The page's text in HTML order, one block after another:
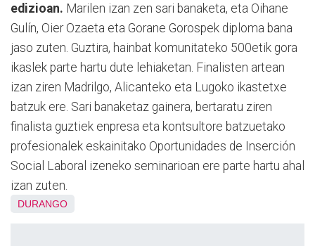
edizioan. Marilen izan zen sari banaketa, eta Oihane
Gulín, Oier Ozaeta eta Gorane Gorospek diploma bana
jaso zuten. Guztira, hainbat komunitateko 500etik gora
ikaslek parte hartu dute lehiaketan. Finalisten artean
izan ziren Madrilgo, Alicanteko eta Lugoko ikastetxe
batzuk ere. Sari banaketaz gainera, bertaratu ziren
finalista guztiek enpresa eta kontsultore batzuetako
profesionalek eskainitako Oportunidades de Inserción
Social Laboral izeneko seminarioan ere parte hartu ahal
izan zuten.
DURANGO